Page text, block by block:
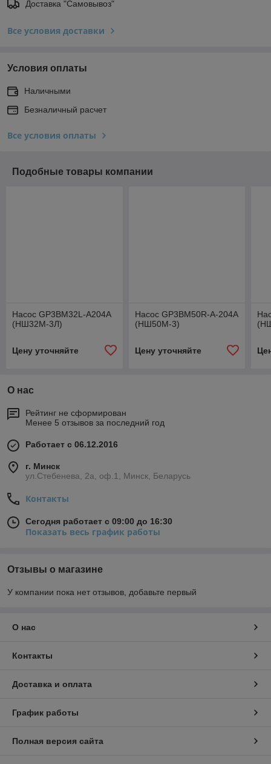
Доставка "Самовывоз"
Все условия доставки
Условия оплаты
Наличными
Безналичный расчет
Все условия оплаты
Подобные товары компании
Насос GP3BM32L-A204A
(НШ32М-3Л)
Цену уточняйте
Насос GP3BM50R-A-204A
(НШ50М-3)
Цену уточняйте
О нас
Рейтинг не сформирован
Менее 5 отзывов за последний год
Работает с 06.12.2016
г. Минск
ул.Стебенева, 2а, оф.1, Минск, Беларусь
Контакты
Сегодня работает с 09:00 до 16:30
Показать весь график работы
Отзывы о магазине
У компании пока нет отзывов, добавьте первый
О нас
Контакты
Доставка и оплата
График работы
Полная версия сайта